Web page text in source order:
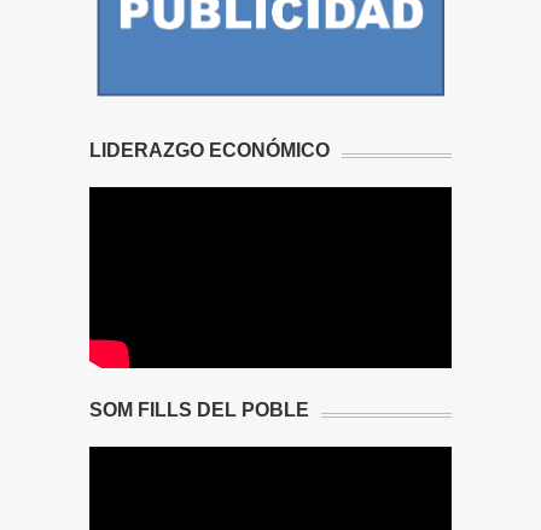
LIDERAZGO ECONÓMICO
SOM FILLS DEL POBLE